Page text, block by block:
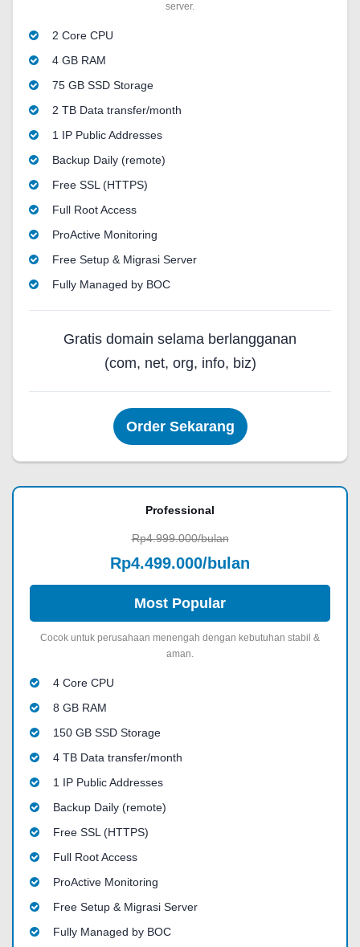
server.
2 Core CPU
4 GB RAM
75 GB SSD Storage
2 TB Data transfer/month
1 IP Public Addresses
Backup Daily (remote)
Free SSL (HTTPS)
Full Root Access
ProActive Monitoring
Free Setup & Migrasi Server
Fully Managed by BOC
Gratis domain selama berlangganan
(com, net, org, info, biz)
Order Sekarang
Professional
Rp4.999.000/bulan
Rp4.499.000/bulan
Most Popular
Cocok untuk perusahaan menengah dengan kebutuhan stabil &
aman.
4 Core CPU
8 GB RAM
150 GB SSD Storage
4 TB Data transfer/month
1 IP Public Addresses
Backup Daily (remote)
Free SSL (HTTPS)
Full Root Access
ProActive Monitoring
Free Setup & Migrasi Server
Fully Managed by BOC